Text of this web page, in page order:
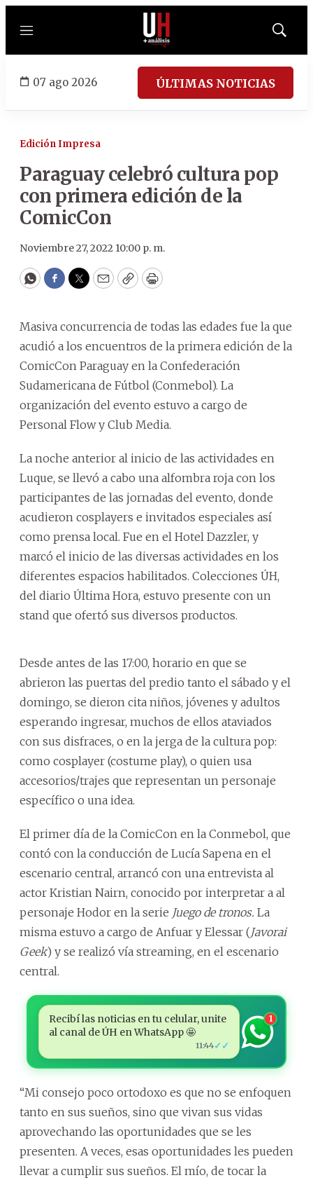
Menú
Mostrar
07 ago 2026 ÚLTIMAS NOTICIAS
Edición Impresa
Paraguay celebró cultura pop
con primera edición de la
ComicCon
Noviembre 27, 2022 10:00 p. m.
WhatsApp
Facebook
Twitter
EmailCopyPrint
Masiva concurrencia de todas las edades fue la que
acudió a los encuentros de la primera edición de la
ComicCon Paraguay en la Confederación
Sudamericana de Fútbol (Conmebol). La
organización del evento estuvo a cargo de
Personal Flow y Club Media.
La noche anterior al inicio de las actividades en
Luque, se llevó a cabo una alfombra roja con los
participantes de las jornadas del evento, donde
acudieron cosplayers e invitados especiales así
como prensa local. Fue en el Hotel Dazzler, y
marcó el inicio de las diversas actividades en los
diferentes espacios habilitados. Colecciones ÚH,
del diario Última Hora, estuvo presente con un
stand que ofertó sus diversos productos.
Desde antes de las 17:00, horario en que se
abrieron las puertas del predio tanto el sábado y el
domingo, se dieron cita niños, jóvenes y adultos
esperando ingresar, muchos de ellos ataviados
con sus disfraces, o en la jerga de la cultura pop:
como cosplayer (costume play), o quien usa
accesorios/trajes que representan un personaje
específico o una idea.
El primer día de la ComicCon en la Conmebol, que
contó con la conducción de Lucía Sapena en el
escenario central, arrancó con una entrevista al
actor Kristian Nairn, conocido por interpretar a al
personaje Hodor en la serie Juego de tronos. La
misma estuvo a cargo de Anfuar y Elessar (Javorai
Geek) y se realizó vía streaming, en el escenario
central.
Recibí las noticias en tu celular, unite
al canal de ÚH en WhatsApp 🤩
11:44✓✓
1
“Mi consejo poco ortodoxo es que no se enfoquen
tanto en sus sueños, sino que vivan sus vidas
aprovechando las oportunidades que se les
presenten. A veces, esas oportunidades les pueden
llevar a cumplir sus sueños. El mío, de tocar la